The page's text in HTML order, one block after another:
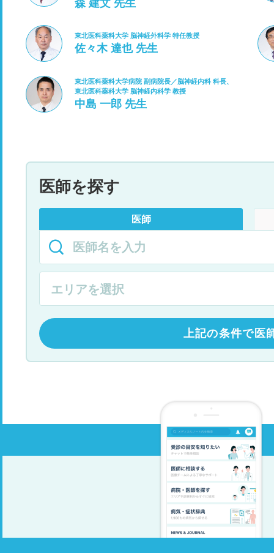
森 建文 先生
東北医科薬科大学 脳神経外科学 特任教授
佐々木 達也 先生
東北医科薬科大学病院 副病院長／脳神経内科 科長、
東北医科薬科大学 脳神経内科学 教授
中島 一郎 先生
医師を探す
医師
上記の条件で医